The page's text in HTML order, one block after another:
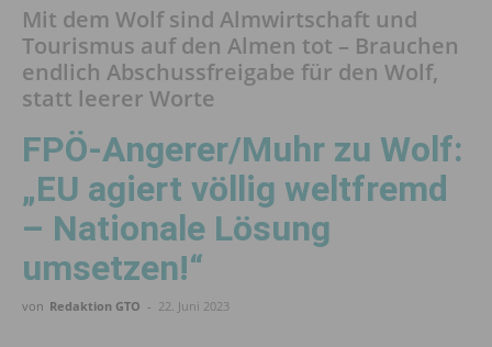
Mit dem Wolf sind Almwirtschaft und
Tourismus auf den Almen tot – Brauchen
endlich Abschussfreigabe für den Wolf,
statt leerer Worte
FPÖ-Angerer/Muhr zu Wolf:
„EU agiert völlig weltfremd
– Nationale Lösung
umsetzen!“
von Redaktion GTO - 22. Juni 2023